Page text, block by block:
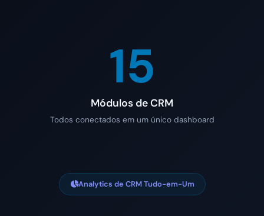
15
Módulos de CRM
Todos conectados em um único dashboard
Analytics de CRM Tudo-em-Um